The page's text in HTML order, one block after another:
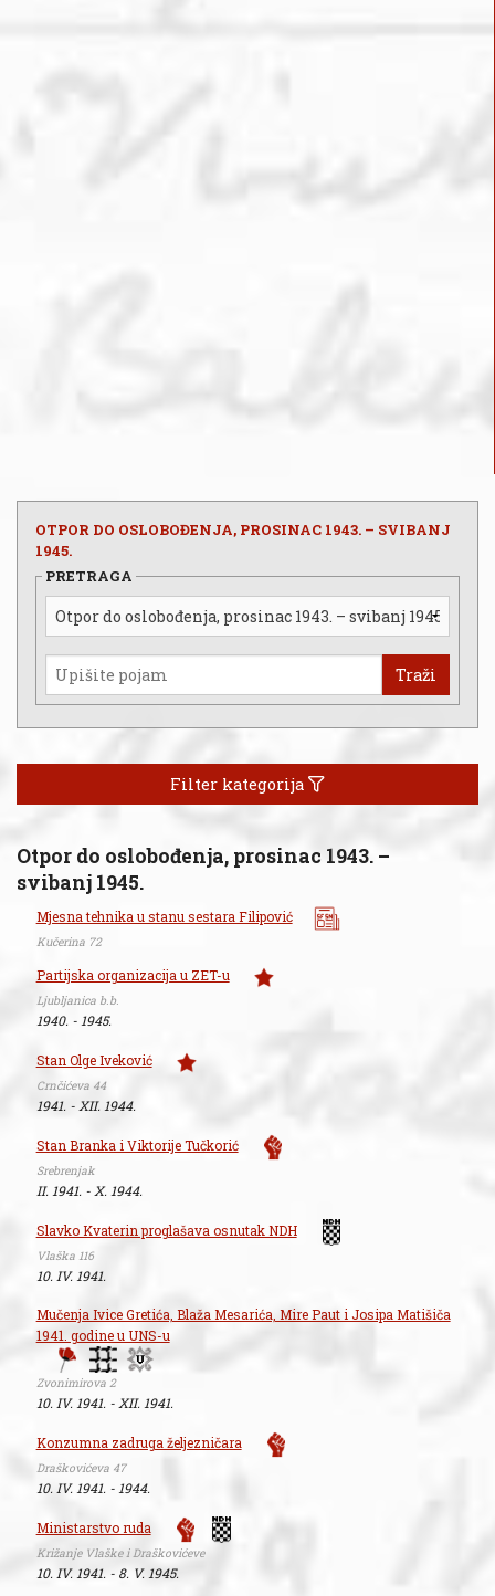
OTPOR DO OSLOBOĐENJA, PROSINAC 1943. – SVIBANJ
1945.
PRETRAGA
Traži
Filter kategorija
Otpor do oslobođenja, prosinac 1943. –
svibanj 1945.
Mjesna tehnika u stanu sestara Filipović
Kučerina 72
Partijska organizacija u ZET-u
Ljubljanica b.b.
1940. - 1945.
Stan Olge Iveković
Crnčićeva 44
1941. - XII. 1944.
Stan Branka i Viktorije Tučkorić
Srebrenjak
II. 1941. - X. 1944.
Slavko Kvaterin proglašava osnutak NDH
Vlaška 116
10. IV. 1941.
Mučenja Ivice Gretića, Blaža Mesarića, Mire Paut i Josipa Matišiča
1941. godine u UNS-u
Zvonimirova 2
10. IV. 1941. - XII. 1941.
Konzumna zadruga željezničara
Draškovićeva 47
10. IV. 1941. - 1944.
Ministarstvo ruda
Križanje Vlaške i Draškovićeve
10. IV. 1941. - 8. V. 1945.